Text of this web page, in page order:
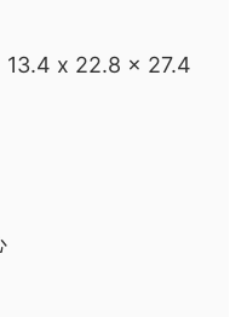
13.4 x 22.8 x 27.4